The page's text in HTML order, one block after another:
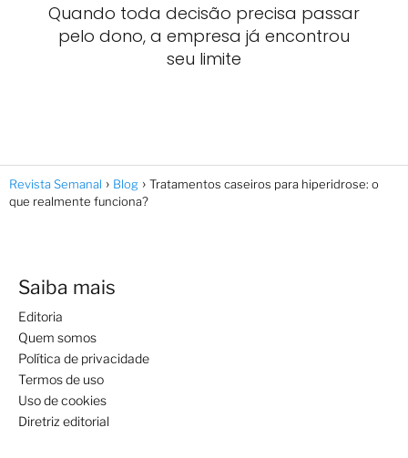
Quando toda decisão precisa passar
pelo dono, a empresa já encontrou
seu limite
Revista Semanal Blog
Tratamentos caseiros para hiperidrose: o
que realmente funciona?
Saiba mais
Editoria
Quem somos
Política de privacidade
Termos de uso
Uso de cookies
Diretriz editorial